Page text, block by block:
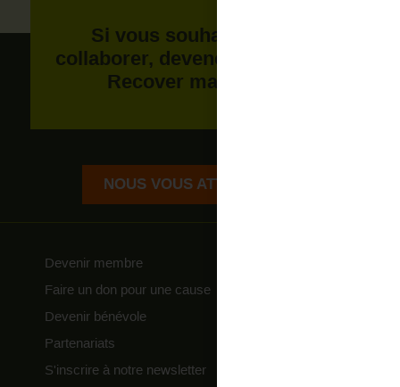
Si vous souhaitez aussi
collaborer, devenez membre de
Recover maintenant
NOUS VOUS ATTENDONS !
Devenir membre
Faire un don pour une cause
Devenir bénévole
Partenariats
S'inscrire à notre newsletter